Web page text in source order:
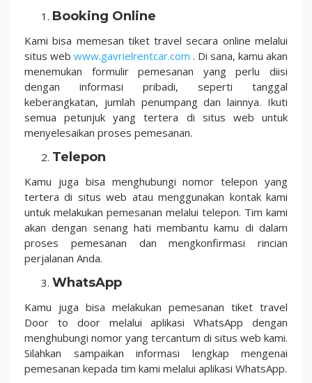
Booking Online
Kami bisa memesan tiket travel secara online melalui
situs web www.gavrielrentcar.com . Di sana, kamu akan
menemukan formulir pemesanan yang perlu diisi
dengan informasi pribadi, seperti tanggal
keberangkatan, jumlah penumpang dan lainnya. Ikuti
semua petunjuk yang tertera di situs web untuk
menyelesaikan proses pemesanan.
Telepon
Kamu juga bisa menghubungi nomor telepon yang
tertera di situs web atau menggunakan kontak kami
untuk melakukan pemesanan melalui telepon. Tim kami
akan dengan senang hati membantu kamu di dalam
proses pemesanan dan mengkonfirmasi rincian
perjalanan Anda.
WhatsApp
Kamu juga bisa melakukan pemesanan tiket travel
Door to door melalui aplikasi WhatsApp dengan
menghubungi nomor yang tercantum di situs web kami.
Silahkan sampaikan informasi lengkap mengenai
pemesanan kepada tim kami melalui aplikasi WhatsApp.